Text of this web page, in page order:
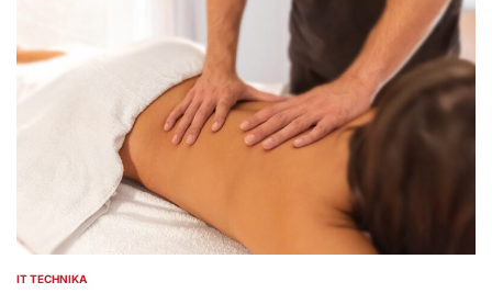
POSTED
IT TECHNIKA